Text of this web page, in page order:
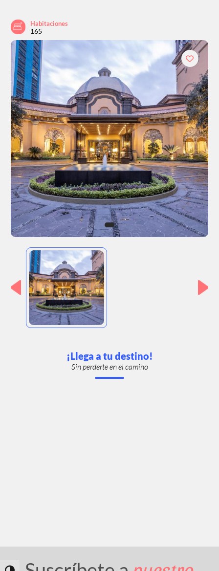
Habitaciones
165
¡Llega a tu destino!
Sin perderte en el camino